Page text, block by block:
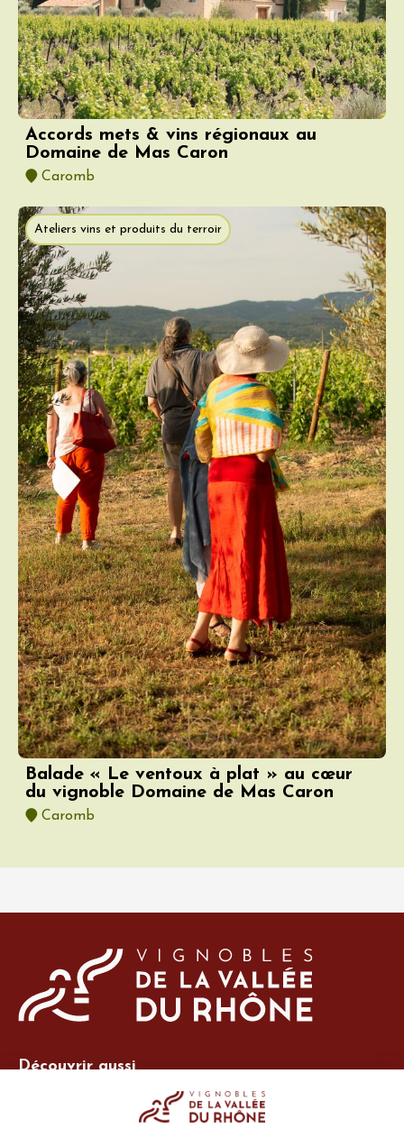
Accords mets & vins régionaux au
Domaine de Mas Caron
Caromb
Ateliers vins et produits du terroir
Balade « Le ventoux à plat » au cœur
du vignoble Domaine de Mas Caron
Caromb
Découvrir aussi